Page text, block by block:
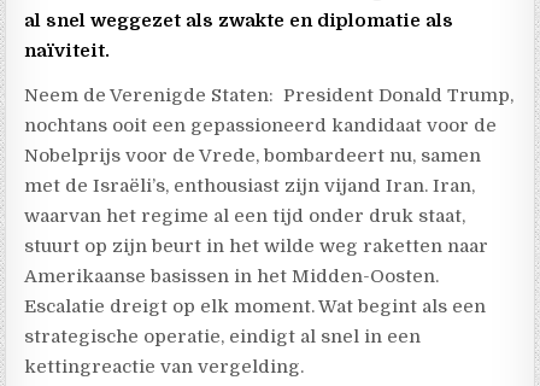
al snel weggezet als zwakte en diplomatie als
naïviteit.
Neem de Verenigde Staten: President Donald Trump,
nochtans ooit een gepassioneerd kandidaat voor de
Nobelprijs voor de Vrede, bombardeert nu, samen
met de Israëli’s, enthousiast zijn vijand Iran. Iran,
waarvan het regime al een tijd onder druk staat,
stuurt op zijn beurt in het wilde weg raketten naar
Amerikaanse basissen in het Midden-Oosten.
Escalatie dreigt op elk moment. Wat begint als een
strategische operatie, eindigt al snel in een
kettingreactie van vergelding.